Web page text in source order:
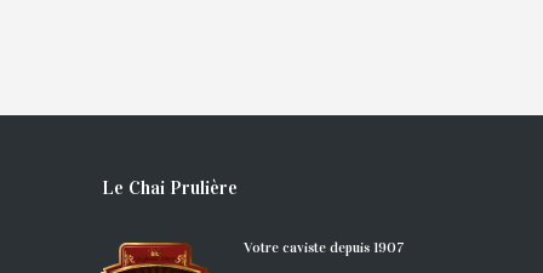
Le Chai Prulière
Votre caviste depuis 1907